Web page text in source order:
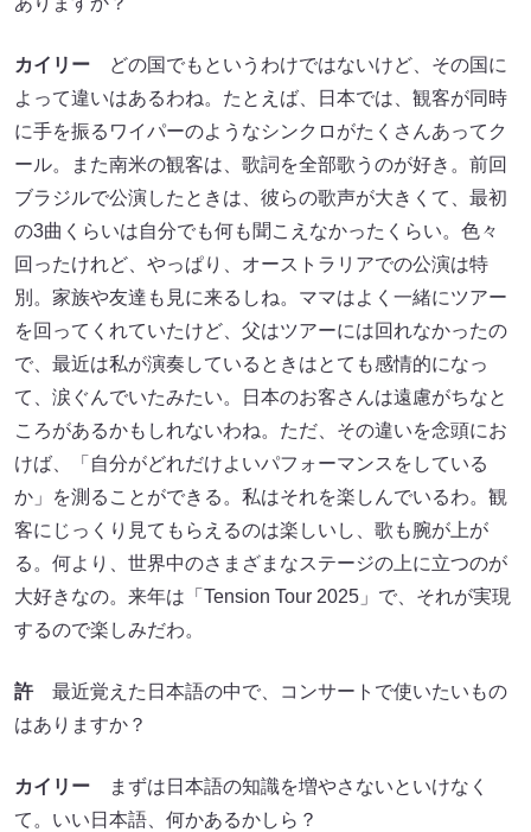
カイリー どの国でもというわけではないけど、その国に
よって違いはあるわね。たとえば、日本では、観客が同時
に手を振るワイパーのようなシンクロがたくさんあってク
ール。また南米の観客は、歌詞を全部歌うのが好き。前回
ブラジルで公演したときは、彼らの歌声が大きくて、最初
の3曲くらいは自分でも何も聞こえなかったくらい。色々
回ったけれど、やっぱり、オーストラリアでの公演は特
別。家族や友達も見に来るしね。ママはよく一緒にツアー
を回ってくれていたけど、父はツアーには回れなかったの
で、最近は私が演奏しているときはとても感情的になっ
て、涙ぐんでいたみたい。日本のお客さんは遠慮がちなと
ころがあるかもしれないわね。ただ、その違いを念頭にお
けば、「自分がどれだけよいパフォーマンスをしている
か」を測ることができる。私はそれを楽しんでいるわ。観
客にじっくり見てもらえるのは楽しいし、歌も腕が上が
る。何より、世界中のさまざまなステージの上に立つのが
大好きなの。来年は「Tension Tour 2025」で、それが実現
するので楽しみだわ。
許最近覚えた日本語の中で、コンサートで使いたいもの
はありますか？
カイリー まずは日本語の知識を増やさないといけなく
て。いい日本語、何かあるかしら？